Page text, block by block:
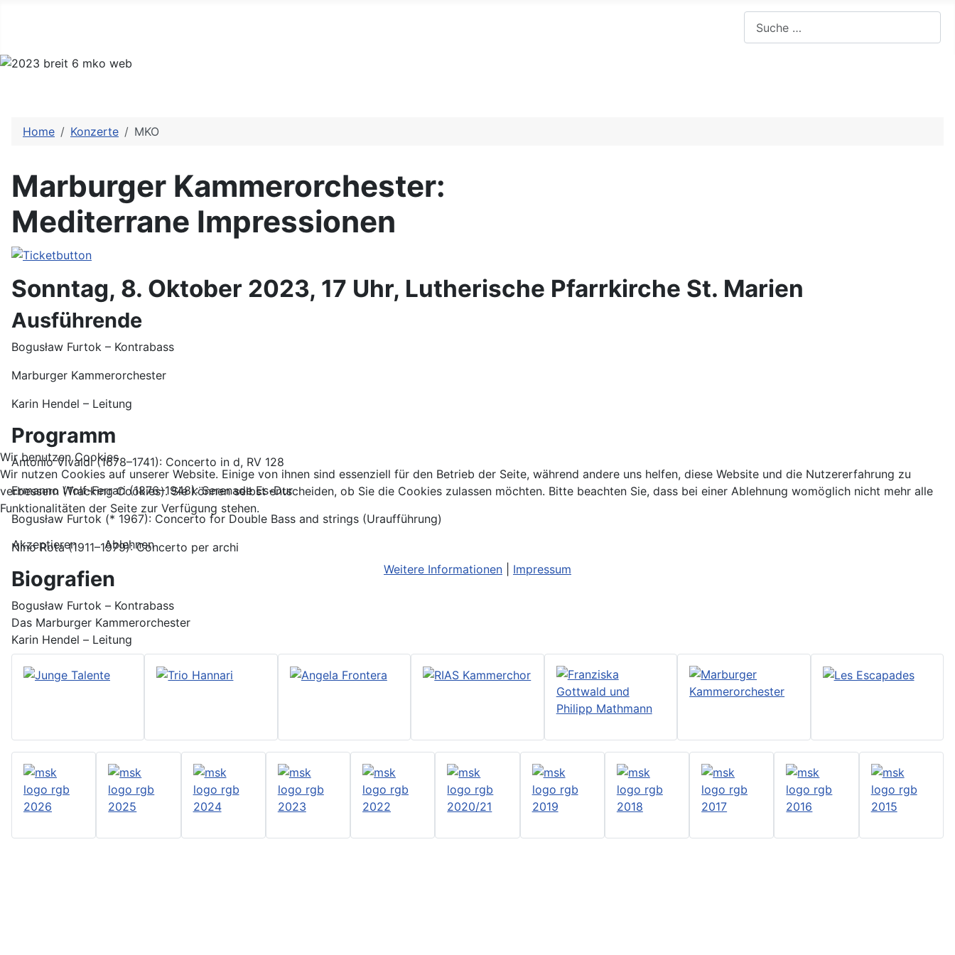
Home Konzerte MKO
Marburger Kammerorchester:
Mediterrane Impressionen
Sonntag, 8. Oktober 2023, 17 Uhr, Lutherische Pfarrkirche St. Marien
Ausführende
Bogusław Furtok – Kontrabass
Marburger Kammerorchester
Karin Hendel – Leitung
Programm
Antonio Vivaldi (1678–1741): Concerto in d, RV 128
Ermanno Wolf-Ferrari (1876–1948): Serenade Es-Dur
Bogusław Furtok (* 1967): Concerto for Double Bass and strings (Uraufführung)
Nino Rota (1911–1979): Concerto per archi
Biografien
Bogusław Furtok – Kontrabass
Das Marburger Kammerorchester
Karin Hendel – Leitung
Wir benutzen Cookies
Wir nutzen Cookies auf unserer Website. Einige von ihnen sind essenziell für den Betrieb der Seite, während andere uns helfen, diese Website und die Nutzererfahrung zu
verbessern (Tracking Cookies). Sie können selbst entscheiden, ob Sie die Cookies zulassen möchten. Bitte beachten Sie, dass bei einer Ablehnung womöglich nicht mehr alle
Funktionalitäten der Seite zur Verfügung stehen.
Akzeptieren
Ablehnen
Weitere Informationen
Impressum